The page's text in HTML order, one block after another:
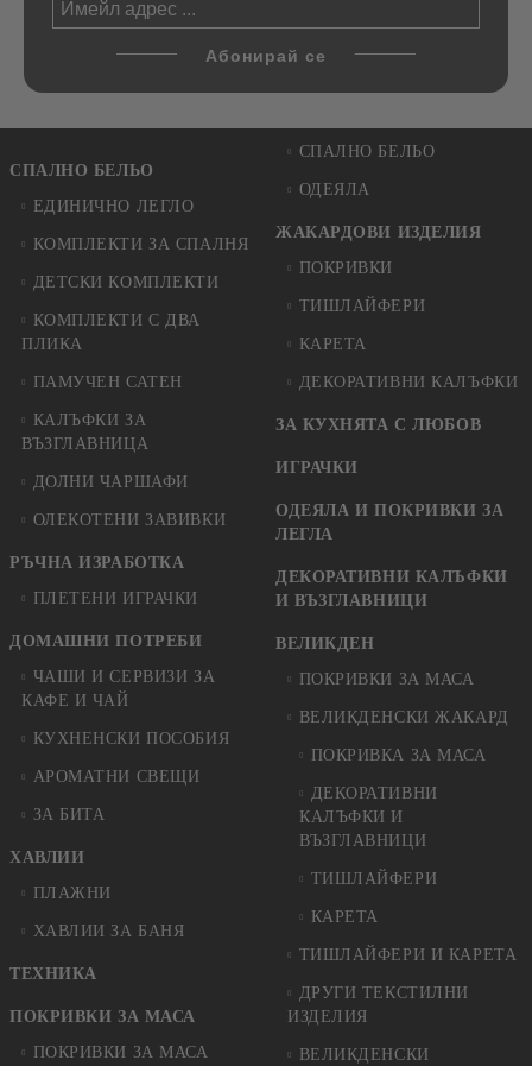
СПАЛНО БЕЛЬО
ЕДИНИЧНО ЛЕГЛО
КОМПЛЕКТИ ЗА СПАЛНЯ
ДЕТСКИ КОМПЛЕКТИ
КОМПЛЕКТИ С ДВА
ПЛИКА
ПАМУЧЕН САТЕН
КАЛЪФКИ ЗА
ВЪЗГЛАВНИЦА
ДОЛНИ ЧАРШАФИ
ОЛЕКОТЕНИ ЗАВИВКИ
РЪЧНА ИЗРАБОТКА
ПЛЕТЕНИ ИГРАЧКИ
ДОМАШНИ ПОТРЕБИ
ЧАШИ И СЕРВИЗИ ЗА
КАФЕ И ЧАЙ
КУХНЕНСКИ ПОСОБИЯ
АРОМАТНИ СВЕЩИ
ЗА БИТА
ХАВЛИИ
ПЛАЖНИ
ХАВЛИИ ЗА БАНЯ
ТЕХНИКА
ПОКРИВКИ ЗА МАСА
ПОКРИВКИ ЗА МАСА
СПАЛНО БЕЛЬО
ОДЕЯЛА
ЖАКАРДОВИ ИЗДЕЛИЯ
ПОКРИВКИ
ТИШЛАЙФЕРИ
КАРЕТА
ДЕКОРАТИВНИ КАЛЪФКИ
ЗА КУХНЯТА С ЛЮБОВ
ИГРАЧКИ
ОДЕЯЛА И ПОКРИВКИ ЗА
ЛЕГЛА
ДЕКОРАТИВНИ КАЛЪФКИ
И ВЪЗГЛАВНИЦИ
ВЕЛИКДЕН
ПОКРИВКИ ЗА МАСА
ВЕЛИКДЕНСКИ ЖАКАРД
ПОКРИВКА ЗА МАСА
ДЕКОРАТИВНИ
КАЛЪФКИ И
ВЪЗГЛАВНИЦИ
ТИШЛАЙФЕРИ
КАРЕТА
ТИШЛАЙФЕРИ И КАРЕТА
ДРУГИ ТЕКСТИЛНИ
ИЗДЕЛИЯ
ВЕЛИКДЕНСКИ